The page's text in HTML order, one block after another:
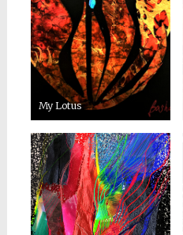
My Lotus